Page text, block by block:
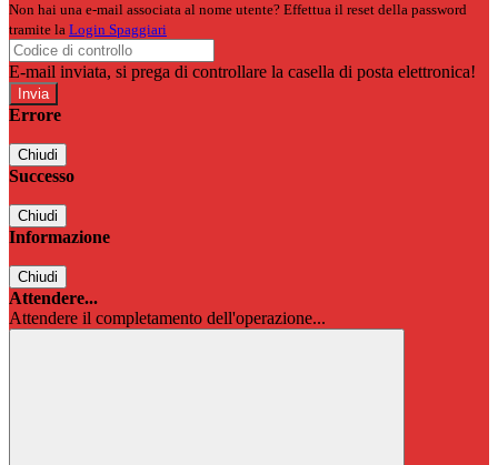
Non hai una e-mail associata al nome utente? Effettua il reset della password
tramite la Login Spaggiari
E-mail inviata, si prega di controllare la casella di posta elettronica!
Errore
Chiudi
Successo
Chiudi
Informazione
Chiudi
Attendere...
Attendere il completamento dell'operazione...